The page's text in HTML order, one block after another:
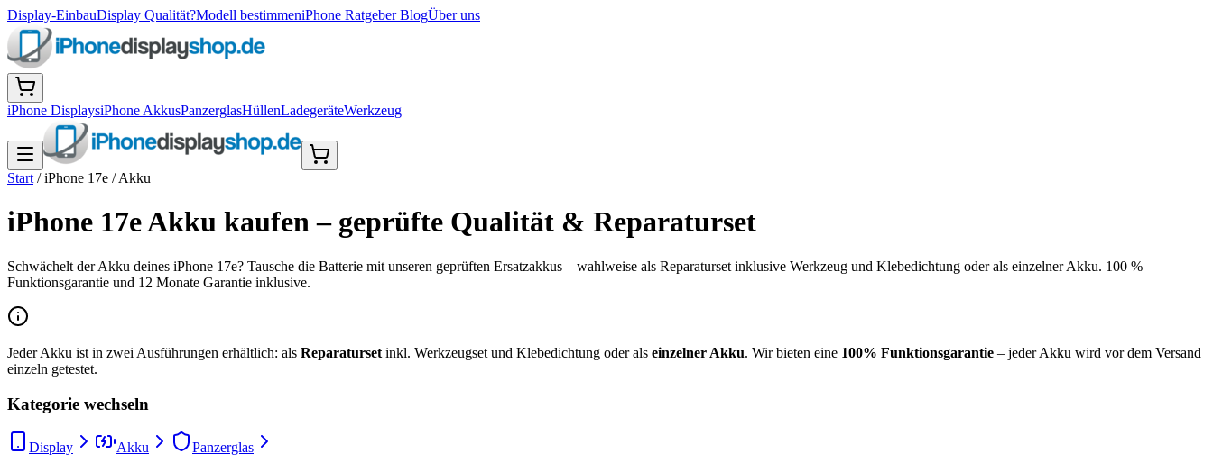
Display-EinbauDisplay Qualität?Modell bestimmeniPhone Ratgeber BlogÜber uns
iPhone DisplaysiPhone AkkusPanzerglasHüllenLadegeräteWerkzeug
Start /iPhone 17e /Akku
iPhone 17e Akku kaufen – geprüfte Qualität & Reparaturset
Schwächelt der Akku deines iPhone 17e? Tausche die Batterie mit unseren geprüften Ersatzakkus – wahlweise als Reparaturset inklusive Werkzeug und Klebedichtung oder als einzelner Akku. 100 %
Funktionsgarantie und 12 Monate Garantie inklusive.
Jeder Akku ist in zwei Ausführungen erhältlich: als Reparaturset inkl. Werkzeugset und Klebedichtung oder als einzelner Akku. Wir bieten eine 100% Funktionsgarantie – jeder Akku wird vor dem Versand
einzeln getestet.
Kategorie wechseln
Display Akku Panzerglas